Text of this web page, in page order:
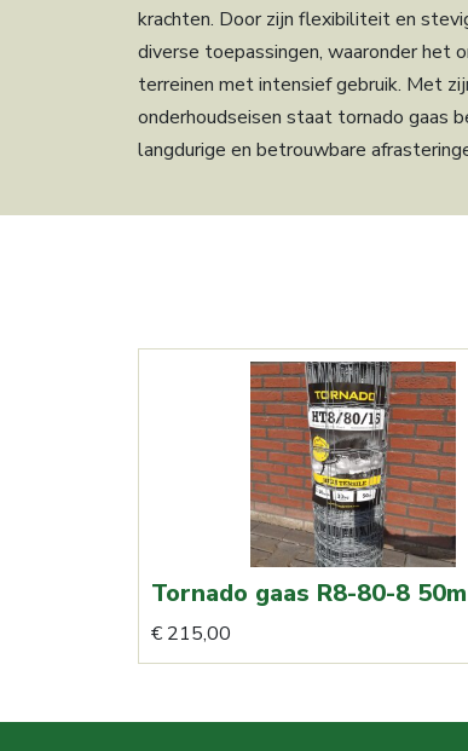
krachten. Door zijn flexibiliteit en
diverse toepassingen, waaronder het
terreinen met intensief gebruik. Met
onderhoudseisen staat tornado gaas
langdurige en betrouwbare
Tornado gaas R8-80-8 50m
€ 215,00